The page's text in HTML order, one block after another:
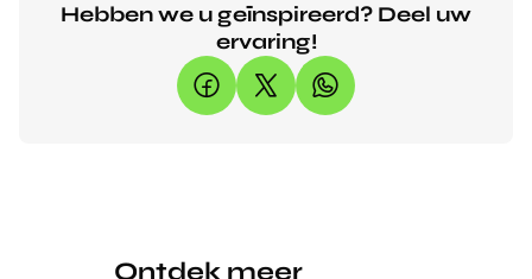
Hebben we u geïnspireerd? Deel uw
ervaring!
Ontdek meer